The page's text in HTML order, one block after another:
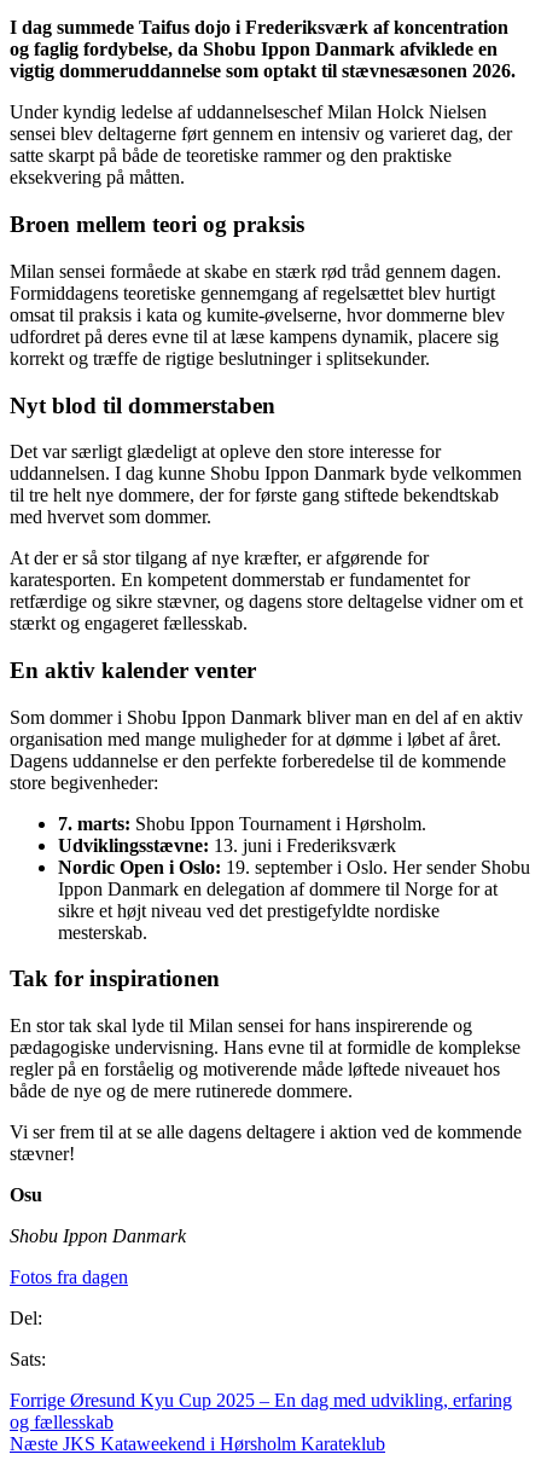
I dag summede Taifus dojo i Frederiksværk af koncentration
og faglig fordybelse, da Shobu Ippon Danmark afviklede en
vigtig dommeruddannelse som optakt til stævnesæsonen 2026.
Under kyndig ledelse af uddannelseschef Milan Holck Nielsen
sensei blev deltagerne ført gennem en intensiv og varieret dag, der
satte skarpt på både de teoretiske rammer og den praktiske
eksekvering på måtten.
Broen mellem teori og praksis
Milan sensei formåede at skabe en stærk rød tråd gennem dagen.
Formiddagens teoretiske gennemgang af regelsættet blev hurtigt
omsat til praksis i kata og kumite-øvelserne, hvor dommerne blev
udfordret på deres evne til at læse kampens dynamik, placere sig
korrekt og træffe de rigtige beslutninger i splitsekunder.
Nyt blod til dommerstaben
Det var særligt glædeligt at opleve den store interesse for
uddannelsen. I dag kunne Shobu Ippon Danmark byde velkommen
til tre helt nye dommere, der for første gang stiftede bekendtskab
med hvervet som dommer.
At der er så stor tilgang af nye kræfter, er afgørende for
karatesporten. En kompetent dommerstab er fundamentet for
retfærdige og sikre stævner, og dagens store deltagelse vidner om et
stærkt og engageret fællesskab.
En aktiv kalender venter
Som dommer i Shobu Ippon Danmark bliver man en del af en aktiv
organisation med mange muligheder for at dømme i løbet af året.
Dagens uddannelse er den perfekte forberedelse til de kommende
store begivenheder:
7. marts: Shobu Ippon Tournament i Hørsholm.
Udviklingsstævne: 13. juni i Frederiksværk
Nordic Open i Oslo: 19. september i Oslo. Her sender Shobu
Ippon Danmark en delegation af dommere til Norge for at
sikre et højt niveau ved det prestigefyldte nordiske
mesterskab.
Tak for inspirationen
En stor tak skal lyde til Milan sensei for hans inspirerende og
pædagogiske undervisning. Hans evne til at formidle de komplekse
regler på en forståelig og motiverende måde løftede niveauet hos
både de nye og de mere rutinerede dommere.
Vi ser frem til at se alle dagens deltagere i aktion ved de kommende
stævner!
Osu
Shobu Ippon Danmark
Fotos fra dagen
Del:
Sats:
Forrige Øresund Kyu Cup 2025 – En dag med udvikling, erfaring
og fællesskab
Næste JKS Kataweekend i Hørsholm Karateklub